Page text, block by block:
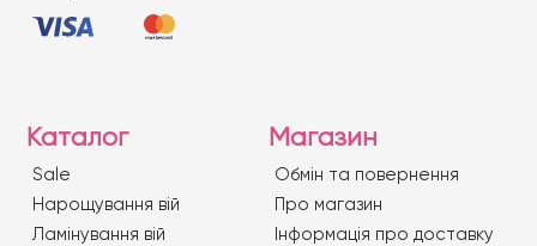
Каталог
Sale
Нарощування вій
Ламінування вій
Магазин
Обмін та повернення
Про магазин
Iнформація про доставку